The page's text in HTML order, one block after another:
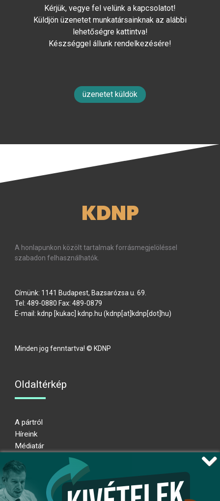
Kérjük, vegye fel velünk a kapcsolatot!
Küldjön üzenetet munkatársainknak az alábbi
lehetőségre kattintva!
Készséggel állunk rendelkezésére!
üzenetet küldök
KDNP
A honlapunkon közölt tartalmak forrásmegjelöléssel
szabadon felhasználhatók.
Címünk: 1141 Budapest, Bazsarózsa u. 69.
Tel: 489-0880 Fax: 489-0879
E-mail: kdnp [kukac] kdnp hu (kdnp[at]kdnp[dot]hu)
Minden jog fenntartva! © KDNP
Oldaltérkép
A pártról
Híreink
Médiatár
Adatkezelési nyilatkozat
Átláthatósági nyilatkozat
Ugrás az oldal tetejére